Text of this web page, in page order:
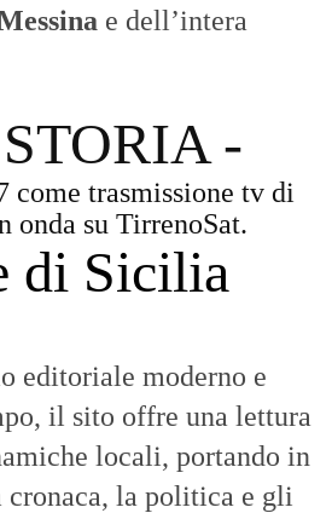
e dell’intera
-
come trasmissione tv di
onda su TirrenoSat.
di Sicilia
editoriale moderno e
il sito offre una lettura
locali, portando in
la politica e gli